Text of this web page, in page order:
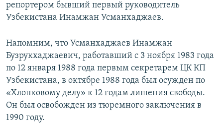
репортером бывший первый руководитель
Узбекистана Инамжан Усманхаджаев.
Напомним, что Усманхаджаев Инамжан
Бузрукхаджаевич, работавший с 3 ноября 1983 года
по 12 января 1988 года первым секретарем ЦК КП
Узбекистана, в октябре 1988 года был осужден по
«Хлопковому делу» к 12 годам лишения свободы.
Он был освобожден из тюремного заключения в
1990 году.